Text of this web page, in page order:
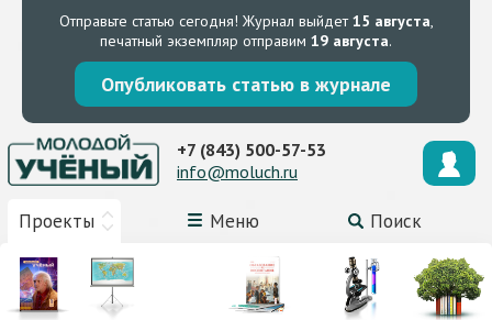
Отправьте статью сегодня! Журнал выйдет15 августа,
печатный экземпляр отправим 19 августа.
Опубликовать статью в журнале
Проекты Меню Поиск
+7 (843) 500-57-53
info@moluch.ru